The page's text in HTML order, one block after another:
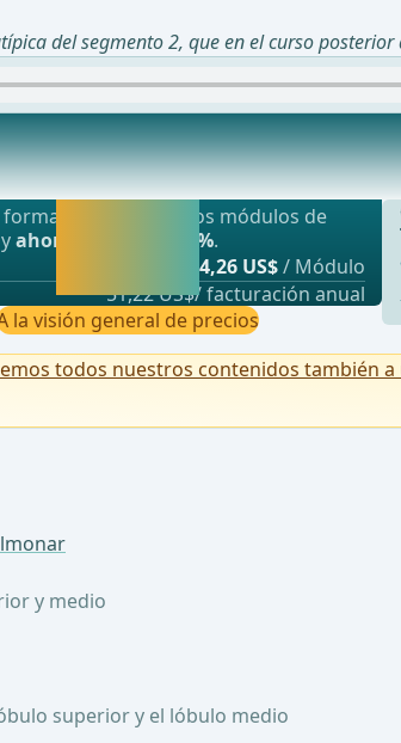
del segmento 2, que en el curso
se pueden eliminar los puente
flexible
forma flexible nuestros módulos de
yahorre hasta un 50%.
4,26 US$/ Módulo
51,22 US$/ facturación anual
la visión general de precios
todos nuestros contenidos también
y medio
superior y el lóbulo medio